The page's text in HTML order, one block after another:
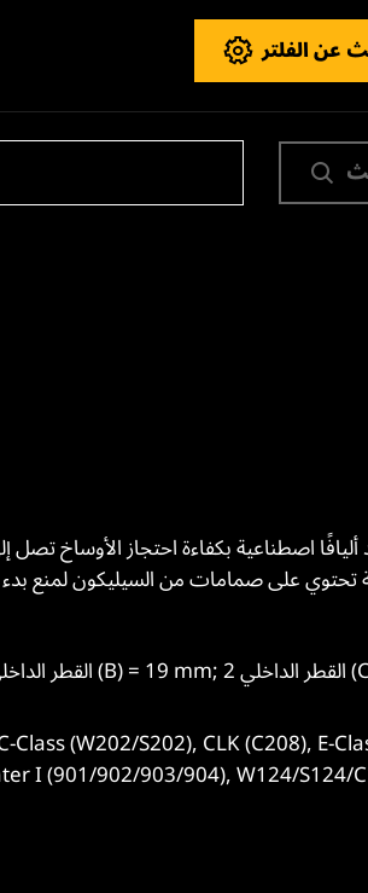
عن الفلتر
I (901/902/903/904), W124/S124/